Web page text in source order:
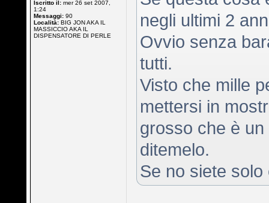
Iscritto il: mer 26 set 2007,
1:24
Messaggi: 90
Località: BIG JON AKA IL
MASSICCIO AKA IL
DISPENSATORE DI PERLE
negli ultimi 2
Ovvio senza
tutti.
Visto che mille
mettersi in
grosso che è
ditemelo.
Se no siete